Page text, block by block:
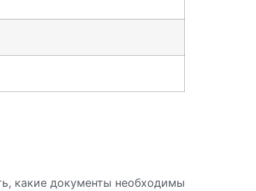
какие документы необходимы